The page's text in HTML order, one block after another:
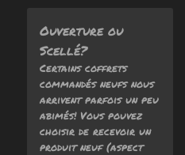
Ouverture ou
Scellé?
Certains coffrets
commandés neufs nous
arrivent parfois un peu
abimés! Vous pouvez
choisir de recevoir un
produit neuf (aspect